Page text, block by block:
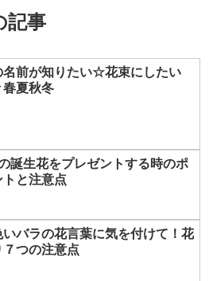
記事
名前が知りたい☆花束にしたい
春夏秋冬
誕生花をプレゼントする時のポ
トと注意点
いバラの花言葉に気を付けて！花
７つの注意点